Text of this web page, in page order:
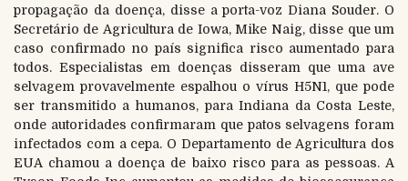
propagação da doença, disse a porta-voz Diana Souder. O
Secretário de Agricultura de Iowa, Mike Naig, disse que um
caso confirmado no país significa risco aumentado para
todos. Especialistas em doenças disseram que uma ave
selvagem provavelmente espalhou o vírus H5N1, que pode
ser transmitido a humanos, para Indiana da Costa Leste,
onde autoridades confirmaram que patos selvagens foram
infectados com a cepa. O Departamento de Agricultura dos
EUA chamou a doença de baixo risco para as pessoas. A